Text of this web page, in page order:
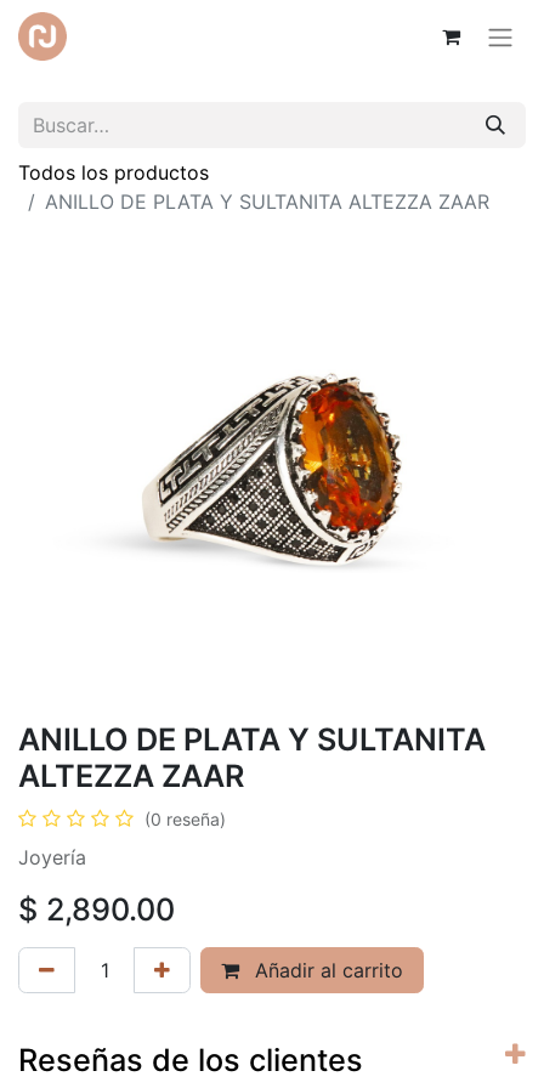
Todos los productos
ANILLO DE PLATA Y SULTANITA ALTEZZA ZAAR
ANILLO DE PLATA Y SULTANITA
ALTEZZA ZAAR
(0 reseña)
Joyería
$ 2,890.00
Añadir al carrito
Reseñas de los clientes